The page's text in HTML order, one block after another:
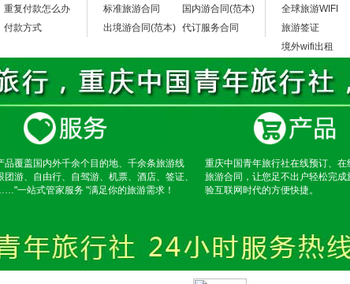
重复付款怎么办
付款方式
标准旅游合同
国内游合同(范本)
出境游合同(范本) 代订服务合同
全球旅游WIFI
旅游签证
境外wifi出租
品覆盖国内外千余个目的地、千余条旅游线
团游、自由行、自驾游、机票、酒店、签证、
一站式管家服务 "满足你的旅游需求！
重庆中国青年旅行社在线预订、
旅游合同，让您足不出户轻松完
验互联网时代的方便快捷。